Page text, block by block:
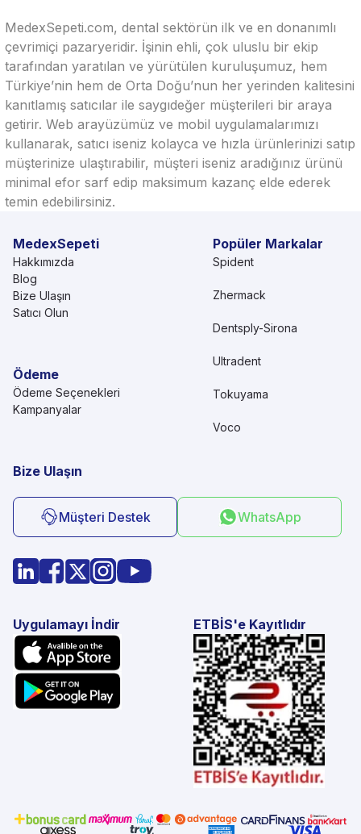
MedexSepeti.com, dental sektörün ilk ve en donanımlı
çevrimiçi pazaryeridir. İşinin ehli, çok uluslu bir ekip
tarafından yaratılan ve yürütülen kuruluşumuz, hem
Türkiye’nin hem de Orta Doğu’nun her yerinden kalitesini
kanıtlamış satıcılar ile saygıdeğer müşterileri bir araya
getirir. Web arayüzümüz ve mobil uygulamalarımızı
kullanarak, satıcı iseniz kolayca ve hızla ürünlerinizi satıp
müşterinize ulaştırabilir, müşteri iseniz aradığınız ürünü
minimal efor sarf edip maksimum kazanç elde ederek
temin edebilirsiniz.
MedexSepeti
Hakkımızda
Blog
Bize Ulaşın
Satıcı Olun
Ödeme
Ödeme Seçenekleri
Kampanyalar
Popüler Markalar
Spident
Zhermack
Dentsply-Sirona
Ultradent
Tokuyama
Voco
Bize Ulaşın
Müşteri Destek WhatsApp
Uygulamayı İndir ETBİS'e Kayıtlıdır